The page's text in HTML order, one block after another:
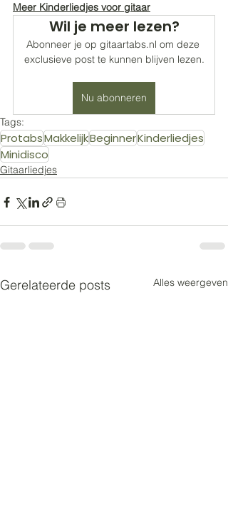
Meer Kinderliedjes voor gitaar
Wil je meer lezen?
Abonneer je op gitaartabs.nl om deze
exclusieve post te kunnen blijven lezen.
Nu abonneren
Tags:
ProtabsMakkelijkBeginnerKinderliedjes
Minidisco
Gitaarliedjes
Gerelateerde posts Alles weergeven